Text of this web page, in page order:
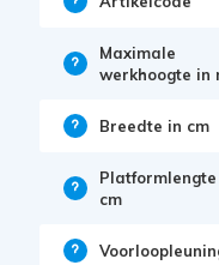
Maximale
werkhoogte in
Breedte in cm
Platformlengte
cm